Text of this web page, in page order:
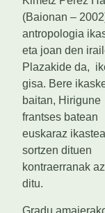
(Baionan –
antropologia
eta joan den
Plazakide da,
gisa. Bere
baitan, Hirigune
frantses batean
euskaraz
sortzen dituen
kontraerranak
ditu.
Gradu